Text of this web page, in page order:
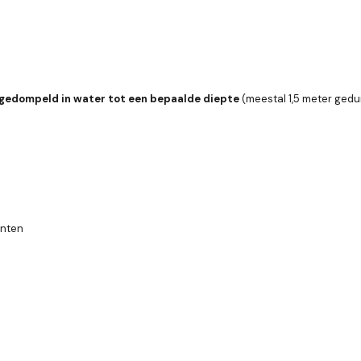
in water tot een bepaalde diepte(meestal 1,5 meter